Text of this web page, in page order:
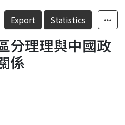
Details
Export Statistics
分理理與中國政
係